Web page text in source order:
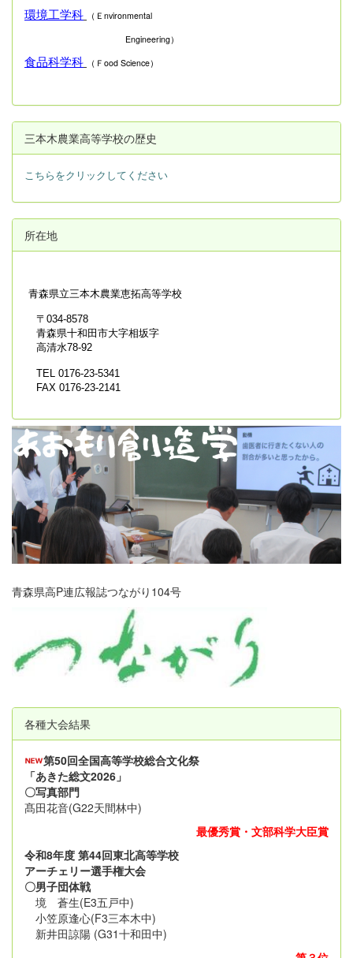
環境工学科
（Ｅnvironmental
Engineering）
食品科学科 （Ｆood Science）
三本木農業高等学校の歴史
こちらをクリックしてください
所在地
青森県立三本木農業恵拓高等学校
〒034-8578
青森県十和田市大字相坂字
高清水78-92
TEL 0176-23-5341
FAX 0176-23-2141
青森県高P連広報誌つながり104号
各種大会結果
第50回全国高等学校総合文化祭
「あきた総文2026」
〇写真部門
髙田花音(G22天間林中)
最優秀賞・文部科学大臣賞
令和8年度 第44回東北高等学校
アーチェリー選手権大会
〇男子団体戦
境 蒼生(E3五戸中)
小笠原逢心(F3三本木中)
新井田諒陽 (G31十和田中)